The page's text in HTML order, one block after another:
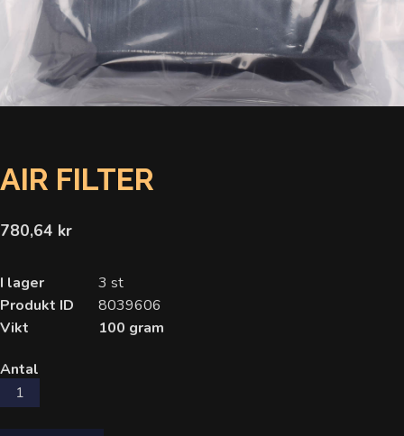
AIR FILTER
780,64 kr
I lager
3 st
Produkt ID
8039606
Vikt
100 gram
Antal